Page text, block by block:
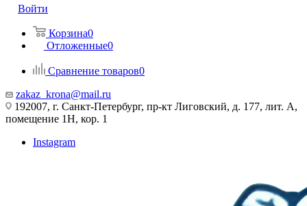
Войти
Корзина0
Отложенные0
Сравнение товаров0
zakaz_krona@mail.ru
192007, г. Санкт-Петербург, пр-кт Лиговский, д. 177, лит. А,
помещение 1Н, кор. 1
Instagram